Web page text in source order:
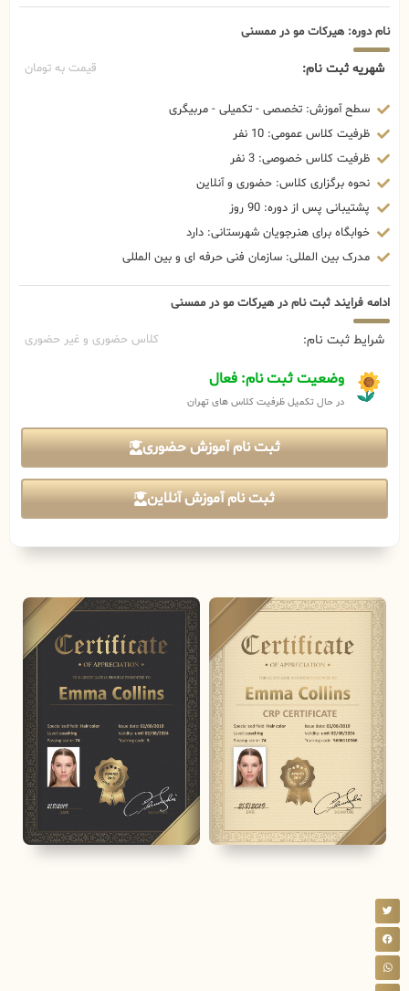
نام دوره: هیرکات مو در ممسنی
شهریه ثبت نام: قیمت به تومان
سطح آموزش: تخصصی - تکمیلی - مربیگری
ظرفیت کلاس عمومی: 10 نفر
ظرفیت کلاس خصوصی: 3 نفر
نحوه برگزاری کلاس: حضوری و آنلاین
پشتیبانی پس از دوره: 90 روز
خوابگاه برای هنرجویان شهرستانی: دارد
مدرک بین المللی: سازمان فنی حرفه ای و بین المللی
ادامه فرایند ثبت نام در هیرکات مو در ممسنی
شرایط ثبت نام: کلاس حضوری و غیر حضوری
وضعیت ثبت نام: فعال
در حال تکمیل ظرفیت کلاس های تهران
ثبت نام آموزش حضوری
ثبت نام آموزش آنلاین